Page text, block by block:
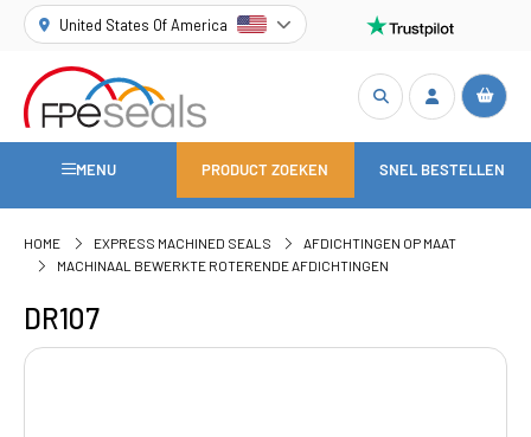
United States Of America
MENU PRODUCT ZOEKEN SNEL BESTELLEN
HOME EXPRESS MACHINED SEALS
AFDICHTINGEN OP MAAT
MACHINAAL BEWERKTE ROTERENDE AFDICHTINGEN
DR107